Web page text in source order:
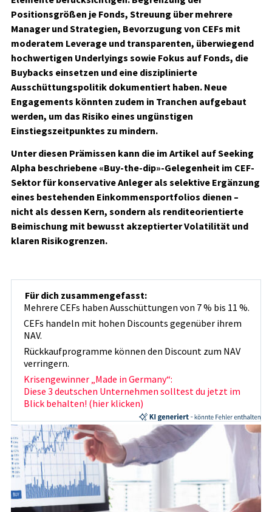
Positionsgrößen je Fonds, Streuung über mehrere
Manager und Strategien, Bevorzugung von CEFs mit
moderatem Leverage und transparenten, überwiegend
hochwertigen Underlyings sowie Fokus auf Fonds, die
Buybacks einsetzen und eine disziplinierte
Ausschüttungspolitik dokumentiert haben. Neue
Engagements könnten zudem in Tranchen aufgebaut
werden, um das Risiko eines ungünstigen
Einstiegszeitpunktes zu mindern.
Unter diesen Prämissen kann die im Artikel auf Seeking
Alpha beschriebene «Buy-the-dip»-Gelegenheit im CEF-
Sektor für konservative Anleger als selektive Ergänzung
eines bestehenden Einkommensportfolios dienen –
nicht als dessen Kern, sondern als renditeorientierte
Beimischung mit bewusst akzeptierter Volatilität und
klaren Risikogrenzen.
Für dich zusammengefasst:
Mehrere CEFs haben Ausschüttungen von 7 % bis 11 %.
CEFs handeln mit hohen Discounts gegenüber ihrem
NAV.
Rückkaufprogramme können den Discount zum NAV
verringern.
Krisengewinner „Made in Germany“:
Diese 3 deutschen Unternehmen solltest du jetzt im
Blick behalten! (hier klicken)